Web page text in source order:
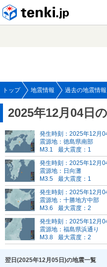
トップ 地震情報 過去の地震情報
2025年12月04日
発生時刻：2025年12月
震源地：徳島県南部
M3.1
最大震度：1
発生時刻：2025年12月
震源地：日向灘
M3.5
最大震度：1
発生時刻：2025年12月
震源地：十勝地方中部
M3.6
最大震度：2
発生時刻：2025年12月
震源地：福島県浜通り
M3.8
最大震度：2
翌日(2025年12月05日)の地震一覧